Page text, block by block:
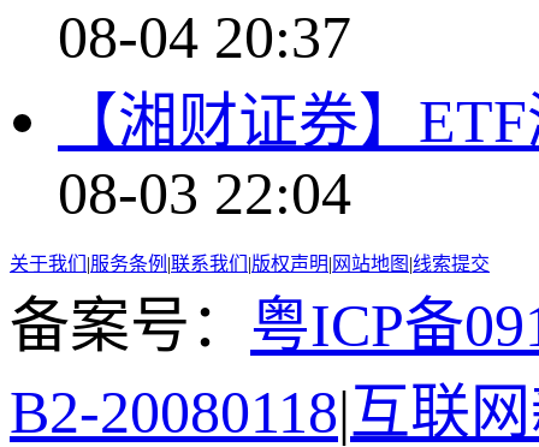
08-04 20:37
【湘财证券】
08-03 22:04
关于我们 |服务条例 |联系我们 |版权声明| 网站地图 |线索提交
备案号： 粤ICP备
B2-20080118|互联